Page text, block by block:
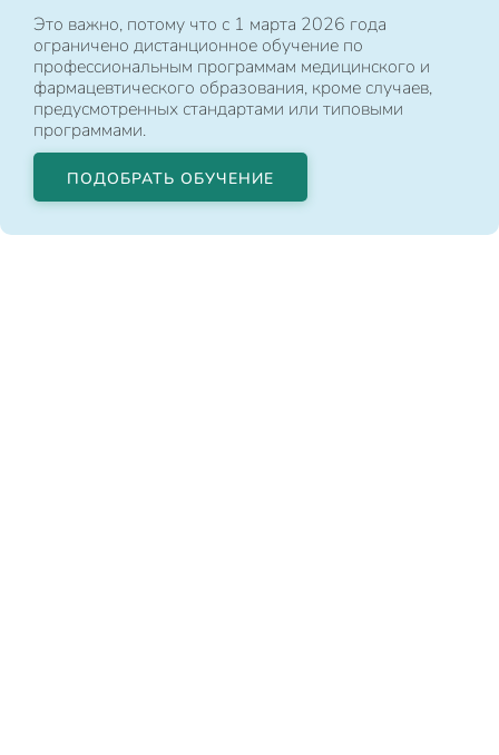
Это важно, потому что с 1 марта 2026 года
ограничено дистанционное обучение по
профессиональным программам медицинского и
фармацевтического образования, кроме случаев,
предусмотренных стандартами или типовыми
программами.
ПОДОБРАТЬ ОБУЧЕНИЕ